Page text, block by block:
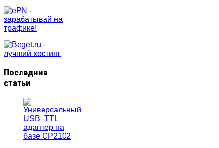
Последние
статьи